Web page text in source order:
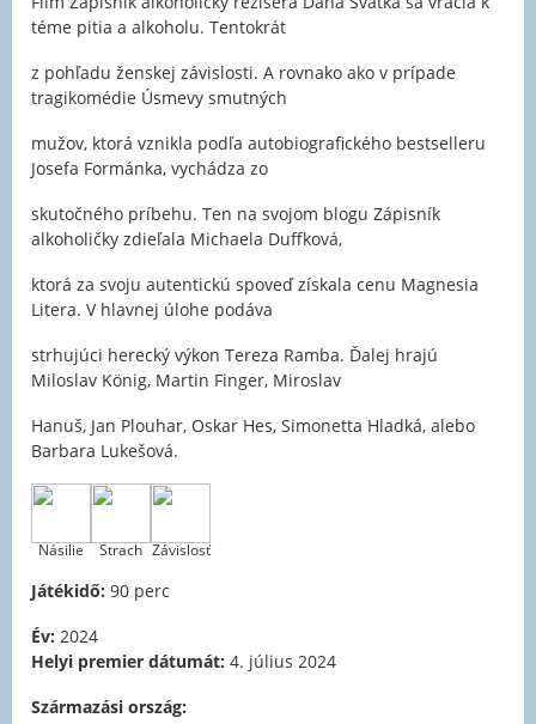
téme pitia a alkoholu. Tentokrát
z pohľadu ženskej závislosti. A rovnako ako v prípade
tragikomédie Úsmevy smutných
mužov, ktorá vznikla podľa autobiografického bestselleru
Josefa Formánka, vychádza zo
skutočného príbehu. Ten na svojom blogu Zápisník
alkoholičky zdieľala Michaela Duffková,
ktorá za svoju autentickú spoveď získala cenu Magnesia
Litera. V hlavnej úlohe podáva
strhujúci herecký výkon Tereza Ramba. Ďalej hrajú
Miloslav König, Martin Finger, Miroslav
Hanuš, Jan Plouhar, Oskar Hes, Simonetta Hladká, alebo
Barbara Lukešová.
Násilie Strach Závislosť
Játékidő: 90 perc
Év: 2024
Helyi premier dátumát: 4. július 2024
Származási ország: